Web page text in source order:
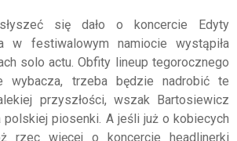
się dało o koncercie Edyty
w festiwalowym namiocie wystąpiła
solo actu. Obfity lineup tegorocznego
wybacza, trzeba będzie nadrobić te
przyszłości, wszak Bartosiewicz
piosenki. A jeśli już o kobiecych
rzec więcej o koncercie headlinerki